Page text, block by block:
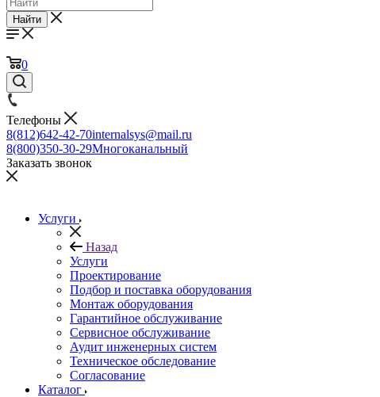
Найти
0
Телефоны
8(812)642-42-70internalsys@mail.ru
8(800)350-30-29Многоканальный
Заказать звонок
Услуги
Назад
Услуги
Проектирование
Подбор и поставка оборудования
Монтаж оборудования
Гарантийное обслуживание
Сервисное обслуживание
Аудит инженерных систем
Техническое обследование
Согласование
Каталог